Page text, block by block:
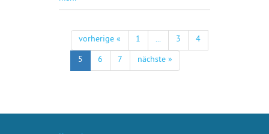
vorherige « 1 ... 3
4
5
6 7 nächste »